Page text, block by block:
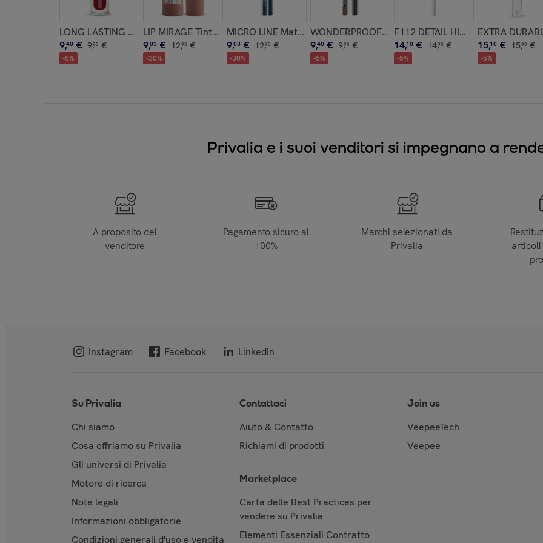
LONG LASTING LIQUID LIPSTICK Rossetto liquido long lasting 10H dal finish matt
9,40 € 9,90 €
-5%
LIP MIRAGE Tinta labbra effetto blurring
9,03 € 12,90 €
-30%
MICRO LINE Matita occhi automatica dalla punta extra slim
9,03 € 12,90 €
-30%
WONDERPROOF LIP PENCIL Matita labbra
9,40 € 9,90 €
-5%
F112 DETAIL HIGHLIGHT
14,10 € 14,90 €
-5%
EXTRA
15,10 € 15,90 €
-5%
Privalia e i suoi venditori si impegnano a
A proposito del
venditore
Pagamento sicuro al
100%
Marchi selezionati da
Privalia
articoli
Instagram Facebook LinkedIn
Su Privalia
Chi siamo
Cosa offriamo su Privalia
Gli universi di Privalia
Motore di ricerca
Note legali
Informazioni obbligatorie
Condizioni generali d'uso e vendita
Contattaci
Aiuto & Contatto
Richiami di prodotti
Marketplace
Carta delle Best Practices per
vendere su Privalia
Elementi Essenziali Contratto
Join us
VeepeeTech
Veepee